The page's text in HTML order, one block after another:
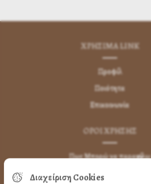
ΧΡΗΣΙΜA LINK
Προφίλ
Ποιότητα
Επικοινωνία
ΌΡΟΙ ΧΡΉΣΗΣ
Πως Μπορώ να παραγγείλω
Πως Μπορώ να Πληρώσω
Διαχείριση Cookies